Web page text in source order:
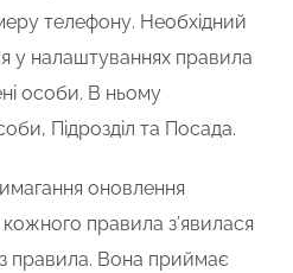
телефону. Необхідний
у налаштуваннях правила
особи. В ньому
Підрозділ та Посада.
оновлення
кожного правила з’явилася
правила. Вона приймає